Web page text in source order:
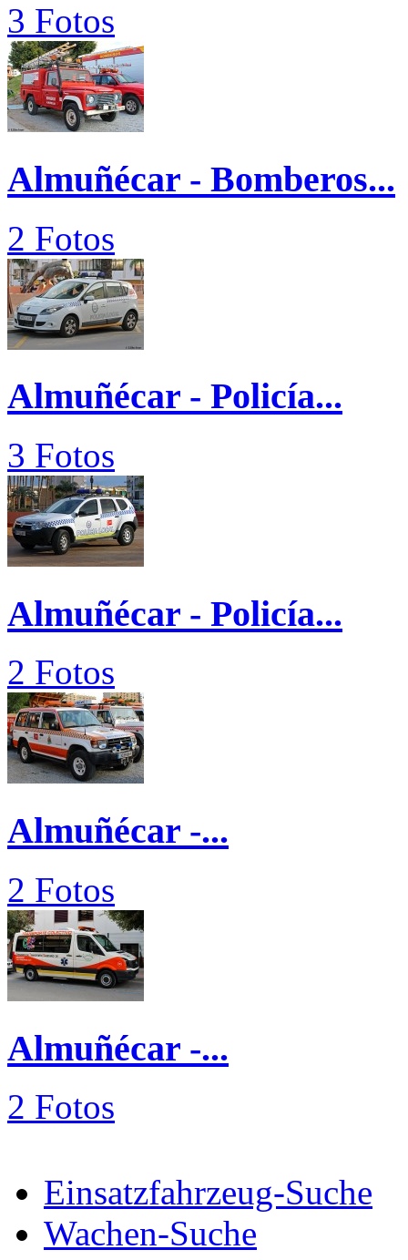
3 Fotos
Almuñécar - Bomberos...
2 Fotos
Almuñécar - Policía...
3 Fotos
Almuñécar - Policía...
2 Fotos
Almuñécar -...
2 Fotos
Almuñécar -...
2 Fotos
Einsatzfahrzeug-Suche
Wachen-Suche